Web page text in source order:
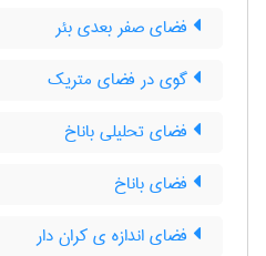
فضای صفر بعدی بئر
گوی در فضای متریک
فضای تحلیلی باناخ
فضای باناخ
فضای اندازه ی کران دار